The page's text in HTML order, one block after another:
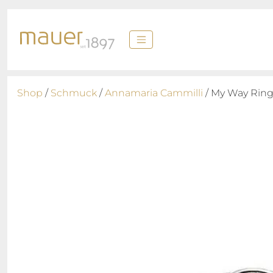
Shop / Schmuck /Annamaria Cammilli / My Way Ring